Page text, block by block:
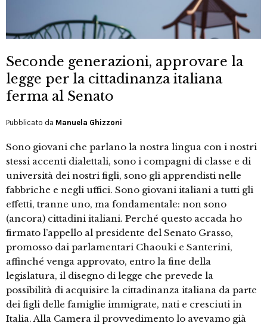
Seconde generazioni, approvare la
legge per la cittadinanza italiana
ferma al Senato
Pubblicato da Manuela Ghizzoni
Sono giovani che parlano la nostra lingua con i nostri
stessi accenti dialettali, sono i compagni di classe e di
università dei nostri figli, sono gli apprendisti nelle
fabbriche e negli uffici. Sono giovani italiani a tutti gli
effetti, tranne uno, ma fondamentale: non sono
(ancora) cittadini italiani. Perché questo accada ho
firmato l’appello al presidente del Senato Grasso,
promosso dai parlamentari Chaouki e Santerini,
affinché venga approvato, entro la fine della
legislatura, il disegno di legge che prevede la
possibilità di acquisire la cittadinanza italiana da parte
dei figli delle famiglie immigrate, nati e cresciuti in
Italia. Alla Camera il provvedimento lo avevamo già